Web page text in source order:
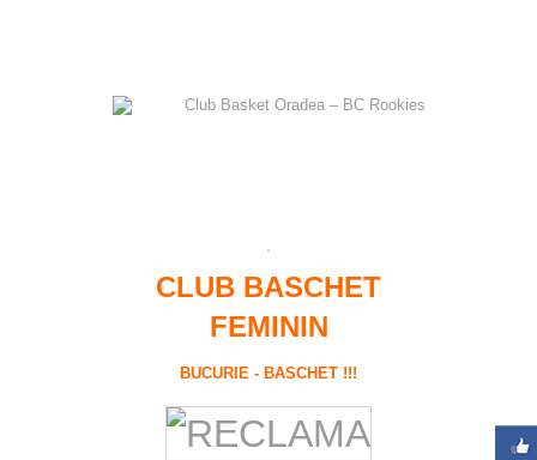
CLUB BASCHET
FEMININ
BUCURIE - BASCHET !!!